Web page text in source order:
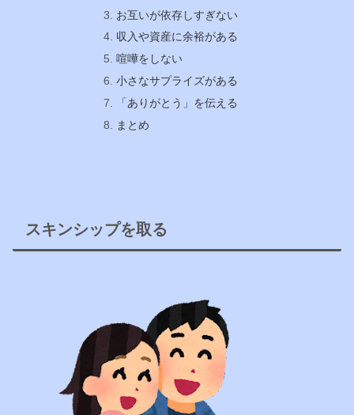
お互いが依存しすぎない
収入や資産に余裕がある
喧嘩をしない
小さなサプライズがある
「ありがとう」を伝える
まとめ
スキンシップを取る